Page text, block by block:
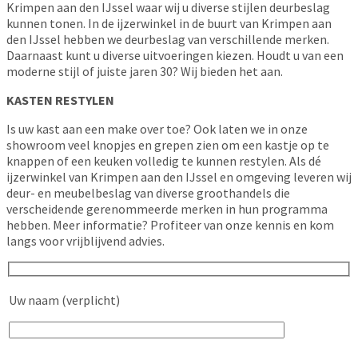
Krimpen aan den IJssel waar wij u diverse stijlen deurbeslag
kunnen tonen. In de ijzerwinkel in de buurt van Krimpen aan
den IJssel hebben we deurbeslag van verschillende merken.
Daarnaast kunt u diverse uitvoeringen kiezen. Houdt u van een
moderne stijl of juiste jaren 30? Wij bieden het aan.
KASTEN RESTYLEN
Is uw kast aan een make over toe? Ook laten we in onze
showroom veel knopjes en grepen zien om een kastje op te
knappen of een keuken volledig te kunnen restylen. Als dé
ijzerwinkel van Krimpen aan den IJssel en omgeving leveren wij
deur- en meubelbeslag van diverse groothandels die
verscheidende gerenommeerde merken in hun programma
hebben. Meer informatie? Profiteer van onze kennis en kom
langs voor vrijblijvend advies.
Uw naam (verplicht)